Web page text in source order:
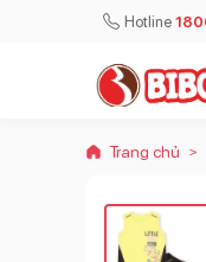
Hotline
Trang chủ >